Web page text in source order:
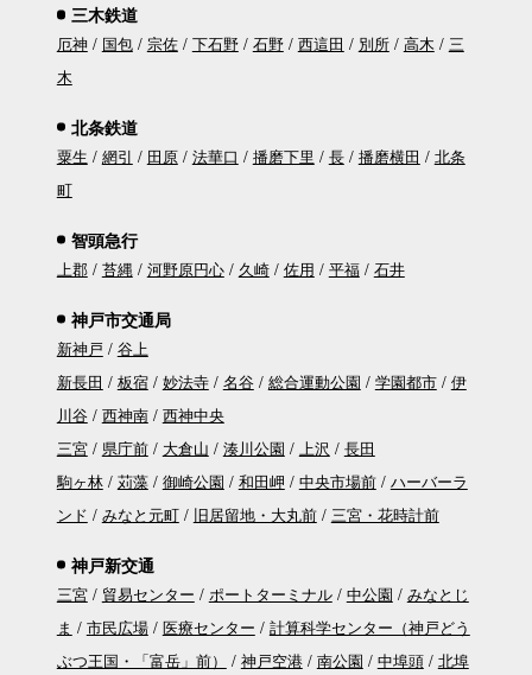
三木鉄道
厄神 国包 宗佐 下石野 石野 西這田 別所 高木
三
木
北条鉄道
粟生 網引 田原 法華口 播磨下里 長 播磨横田
北条
町
智頭急行
上郡 苔縄 河野原円心 久崎 佐用 平福 石井
神戸市交通局
新神戸
谷上
新長田
板宿 妙法寺 名谷 総合運動公園 学園都市
伊
川谷
西神南
西神中央
三宮
県庁前 大倉山 湊川公園 上沢
長田
駒ヶ林
苅藻 御崎公園 和田岬 中央市場前
ハーバーラ
ンド
みなと元町 旧居留地・大丸前 三宮・花時計前
神戸新交通
三宮 貿易センター ポートターミナル 中公園
みなとじ
ま
市民広場 医療センター
計算科学センター（神戸どう
ぶつ王国・「富岳」前）
神戸空港 南公園 中埠頭
北埠